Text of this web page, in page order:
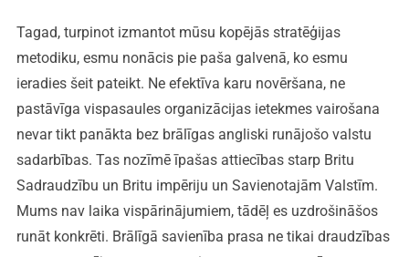
Tagad, turpinot izmantot mūsu kopējās stratēģijas
metodiku, esmu nonācis pie paša galvenā, ko esmu
ieradies šeit pateikt. Ne efektīva karu novēršana, ne
pastāvīga vispasaules organizācijas ietekmes vairošana
nevar tikt panākta bez brālīgas angliski runājošo valstu
sadarbības. Tas nozīmē īpašas attiecības starp Britu
Sadraudzību un Britu impēriju un Savienotajām Valstīm.
Mums nav laika vispārinājumiem, tādēļ es uzdrošināšos
runāt konkrēti. Brālīgā savienība prasa ne tikai draudzības